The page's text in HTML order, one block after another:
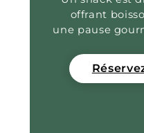
offrant
une pause